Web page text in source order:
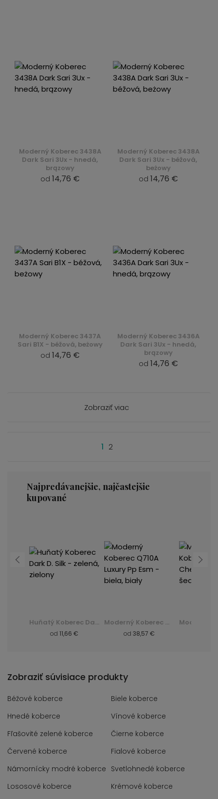
Moderný Koberec 3438A
Dark Sari 3Ux - hnedá,
brązowy
od 14,76 €
Moderný Koberec 3438A
Dark Sari 3Ux - béžová,
beżowy
od 14,76 €
Moderný Koberec 3437A
Sari B1X - béžová, beżowy
od 14,76 €
Moderný Koberec 3436A
Dark Sari 3Ux - hnedá,
brązowy
od 14,76 €
Zobraziť viac
1 2
Najpredávanejšie, najčastejšie
kupované
Moderný Koberec Q710A Luxury Pp Esm - biela, biały
od 38,57 €
Moderný Koberec F844B Cheap Pp Crm - šedá, szary
od8,57 €
Zobraziť súvisiace produkty
Béžové koberce
Biele koberce
Hnedé koberce
Vínové koberce
Fľašovité zelené koberce
Čierne koberce
Červené koberce
Fialové koberce
Námornícky modré koberce Svetlohnedé koberce
Lososové koberce
Krémové koberce